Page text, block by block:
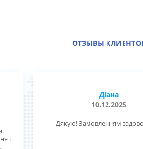
ОТЗЫВЫ
і
Діана
10.12.2025
Дякую! Замовленням